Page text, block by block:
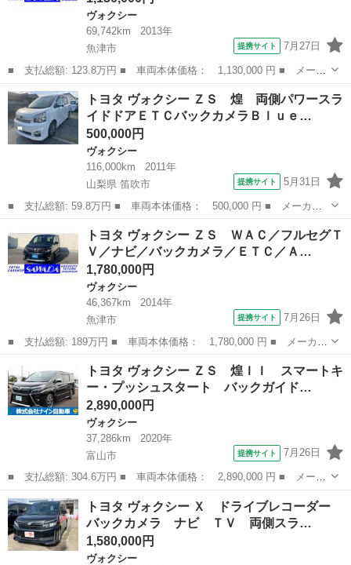
ヴォクシー
69,742km
2013年
魚津市
提携サイト 7月27日
■ 支払総額: 123.8万円 ■ 車両本体価格： 1,130,000 円 ■ メーカ
ー名： トヨタ ■ 車種名： ヴォクシー ■ グレード名： ＺＳ
煌Ｚ インパネＡＴ／フル／ＷＡＣ／フルセグＴＶ／ナビ／バックカ
メラ／Ｅ...
富山 魚津市 ヴォクシー
トヨタ ヴォクシー ＺＳ 煌 両側パワースラ
イドドアＥＴＣバックカメラＢｌｕｅ…
500,000円
ヴォクシー
116,000km
2011年
山梨県 笛吹市
提携サイト 5月31日
■ 支払総額: 59.8万円 ■ 車両本体価格： 500,000 円 ■ メーカー
名： トヨタ ■ 車種名： ヴォクシー ■ グレード名： ＺＳ
煌 両側パワースライドドアＥＴＣバックカメラＢｌｕｅｔｏｏｔｈ
ナビ ■ 排気...
ヴォクシー
トヨタ ヴォクシー ＺＳ ＷＡＣ／フルセグＴ
Ｖ／ナビ／バックカメラ／ＥＴＣ／Ａ…
1,780,000円
ヴォクシー
46,367km
2014年
魚津市
提携サイト 7月26日
■ 支払総額: 189万円 ■ 車両本体価格： 1,780,000 円 ■ メーカー
名： トヨタ ■ 車種名： ヴォクシー ■ グレード名： ＺＳ Ｗ
ＡＣ／フルセグＴＶ／ナビ／バックカメラ／ＥＴＣ／ＡＷ／電動スラ
イドドア／...
ヴォクシー
トヨタ ヴォクシー ＺＳ 煌ＩＩ スマートキ
ー・プッシュスタート バックガイド…
2,890,000円
ヴォクシー
37,286km
2020年
富山市
提携サイト 7月26日
■ 支払総額: 304.6万円 ■ 車両本体価格： 2,890,000 円 ■ メーカ
ー名： トヨタ ■ 車種名： ヴォクシー ■ グレード名： ＺＳ
煌ＩＩ スマートキー・プッシュスタート バックガイドモニター
セキュリ...
富山 富山市 ヴォクシー
トヨタ ヴォクシー Ｘ ドライブレコーダー
バックカメラ ナビ ＴＶ 両側スラ…
1,580,000円
ヴォクシー